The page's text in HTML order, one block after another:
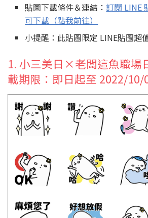
貼圖下載條件＆連結： 訂閱 LINE
可下載（點我前往）
小提醒：此貼圖限定 LINE貼圖超
1. 小三美日×老闆這魚職場
載期限：即日起至 2022/10/